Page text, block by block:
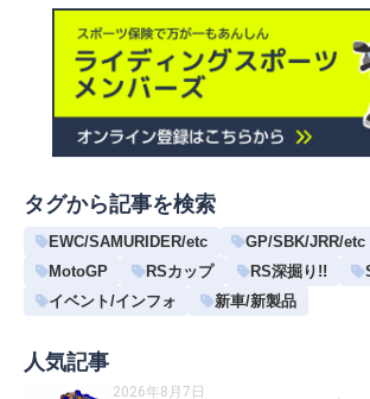
タグから記事を検索
EWC/SAMURIDER/etc GP/SBK/JRR/etc
MotoGP
RSカップ RS深掘り!!
イベント/インフォ
新車/新製品
人気記事
2026年8月7日